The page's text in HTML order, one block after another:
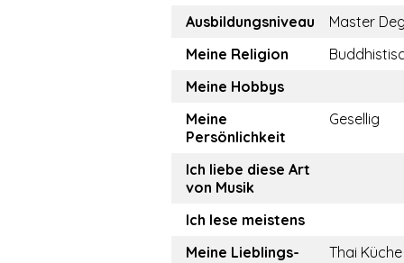
Ausbildungsniveau
Master
Meine Religion
Meine Hobbys
Meine
Persönlichkeit
Gesellig
Ich liebe diese Art
von Musik
Ich lese meistens
Meine Lieblings-
Thai Küche